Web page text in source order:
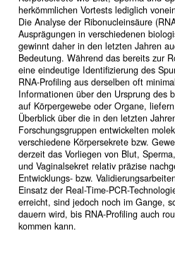
herkömmlichen Vortests lediglich
Die Analyse der Ribonucleinsäure
Ausprägungen in verschiedenen
gewinnt daher in den letzten Jahren
Bedeutung. Während das bereits zur
eine eindeutige Identifizierung des
RNA-Profiling aus derselben oft
Informationen über den Ursprung des
auf Körpergewebe oder Organe,
Überblick über die in den letzten
Forschungsgruppen entwickelten
verschiedene Körpersekrete bzw.
derzeit das Vorliegen von Blut,
und Vaginalsekret relativ präzise
Entwicklungs- bzw.
Einsatz der Real-Time-PCR-
erreicht, sind jedoch noch im Gange,
dauern wird, bis RNA-Profiling auch
kommen kann.